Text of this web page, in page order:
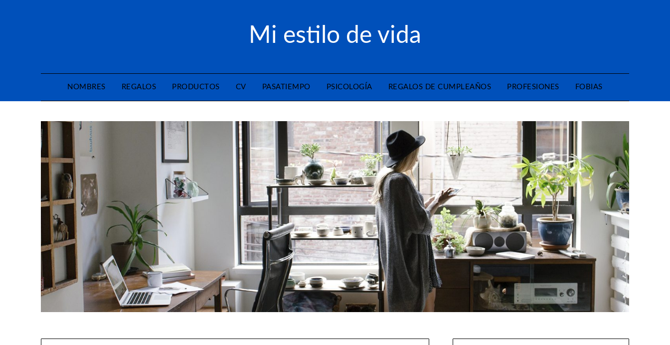
Mi estilo de vida
NOMBRES REGALOS PRODUCTOS CV PASATIEMPO PSICOLOGÍA REGALOS DE CUMPLEAÑOS PROFESIONES FOBIAS